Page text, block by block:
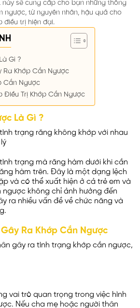
này sẽ cung cấp cho bạn những thông
ngược, từ nguyên nhân, hậu quả cho
điều trị hiện đại.
Gì ?
Ra Khớp Cắn Ngược
Cắn Ngược
Điều Trị Khớp Cắn Ngược
Là Gì ?
trạng răng không khớp với nhau
trạng mà răng hàm dưới khi cắn
hàm trên. Đây là một dạng lệch
và có thể xuất hiện ở cả trẻ em và
ngược không chỉ ảnh hưởng đến
ra nhiều vấn đề về chức năng và
Ra Khớp Cắn Ngược
gây ra tình trạng khớp cắn ngược,
vai trò quan trọng trong việc hình
Nếu cha mẹ hoặc người thân